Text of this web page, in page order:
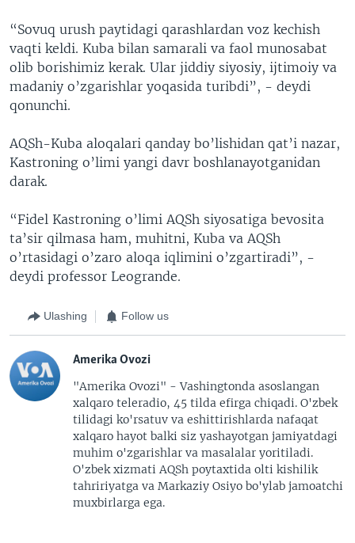
“Sovuq urush paytidagi qarashlardan voz kechish
vaqti keldi. Kuba bilan samarali va faol munosabat
olib borishimiz kerak. Ular jiddiy siyosiy, ijtimoiy va
madaniy o’zgarishlar yoqasida turibdi”, - deydi
qonunchi.
AQSh-Kuba aloqalari qanday bo’lishidan qat’i nazar,
Kastroning o’limi yangi davr boshlanayotganidan
darak.
“Fidel Kastroning o’limi AQSh siyosatiga bevosita
ta’sir qilmasa ham, muhitni, Kuba va AQSh
o’rtasidagi o’zaro aloqa iqlimini o’zgartiradi”, -
deydi professor Leogrande.
Ulashing Follow us
Amerika Ovozi
"Amerika Ovozi" - Vashingtonda asoslangan
xalqaro teleradio, 45 tilda efirga chiqadi. O'zbek
tilidagi ko'rsatuv va eshittirishlarda nafaqat
xalqaro hayot balki siz yashayotgan jamiyatdagi
muhim o'zgarishlar va masalalar yoritiladi.
O'zbek xizmati AQSh poytaxtida olti kishilik
tahririyatga va Markaziy Osiyo bo'ylab jamoatchi
muxbirlarga ega.